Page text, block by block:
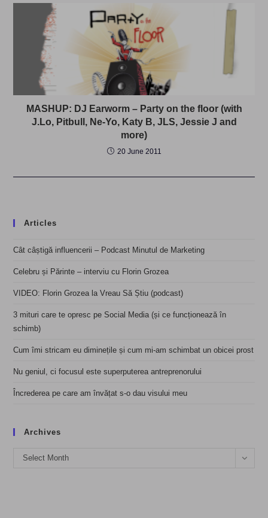
MASHUP: DJ Earworm – Party on the floor (with
J.Lo, Pitbull, Ne-Yo, Katy B, JLS, Jessie J and
more)
20 June 2011
Articles
Cât câștigă influencerii – Podcast Minutul de Marketing
Celebru și Părinte – interviu cu Florin Grozea
VIDEO: Florin Grozea la Vreau Să Știu (podcast)
3 mituri care te opresc pe Social Media (și ce funcționează în
schimb)
Cum îmi stricam eu diminețile și cum mi-am schimbat un obicei prost
Nu geniul, ci focusul este superputerea antreprenorului
Încrederea pe care am învățat s-o dau visului meu
Archives
Archives
Select Month